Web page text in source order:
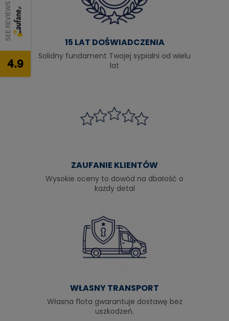
15 LAT DOŚWIADCZENIA
Solidny fundament Twojej sypialni od wielu
lat
ZAUFANIE KLIENTÓW
Wysokie oceny to dowód na dbałość o
każdy detal
WŁASNY TRANSPORT
Własna flota gwarantuje dostawę bez
uszkodzeń.
SEE REVIEWS
4.9